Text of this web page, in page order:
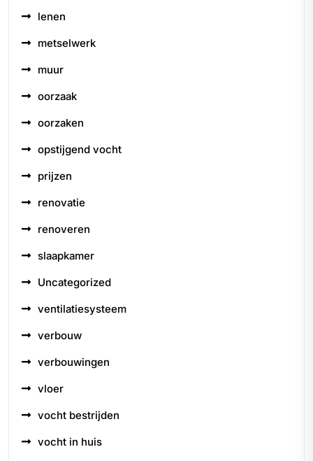
lenen
metselwerk
muur
oorzaak
oorzaken
opstijgend vocht
prijzen
renovatie
renoveren
slaapkamer
Uncategorized
ventilatiesysteem
verbouw
verbouwingen
vloer
vocht bestrijden
vocht in huis